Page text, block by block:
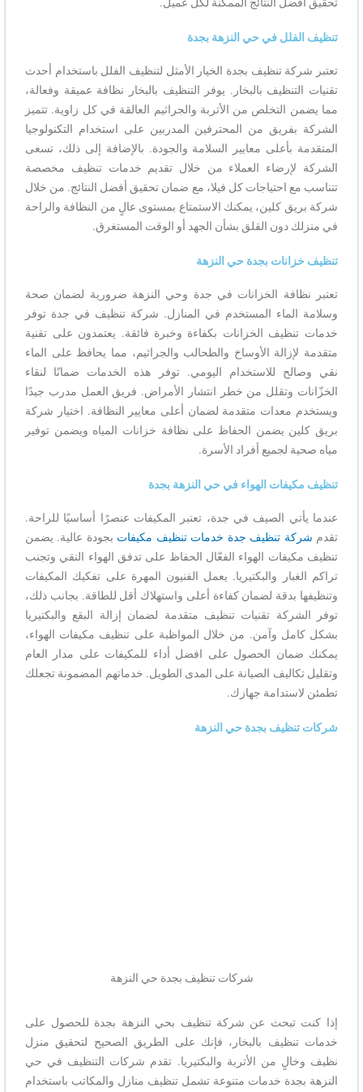
تنظيف الفلل في حي النزهة بجدة
تعتبر شركة تنظيف بجدة الخيار الأمثل لتنظيف الفلل باستخدام أحدث
تقنيات التنظيف بالبخار. يوفر التنظيف بالبخار نظافة عميقة وفعالة،
مما يضمن التخلص من الأتربة والجراثيم العالقة في كل زاوية. تتميز
الشركة بفريق من المحترفين المدربين على استخدام التكنولوجيا
المتقدمة بأعلى معايير السلامة والجودة. بالإضافة إلى ذلك، تسعى
الشركة لإرضاء العملاء من خلال تقديم خدمات تنظيف مخصصة
تتناسب مع احتياجات كل فيلا، مع ضمان تحقيق أفضل النتائج. من خلال
شركة بريق كلين، يمكنك الاستمتاع بمستوى عالٍ من النظافة والراحة
في منزلك دون القلق بشأن الجهد أو الوقت المستغرق.
تنظيف خزانات بجدة حي النزهة
تعتبر نظافة الخزانات في جدة وحي النزهة ضرورية لضمان صحة
وسلامة الماء المستخدم في المنازل. شركة تنظيف في جدة توفر
خدمات تنظيف الخزانات بكفاءة وخبرة فائقة. يعتمدون على تقنية
متقدمة لإزالة الأوساخ والطحالب والجراثيم، مما يحافظ على الماء
نقي وصالح للاستخدام اليومي. توفر هذه الخدمات ضمانًا لنقاء
الخزّانات وتقلل من خطر انتشار الأمراض. فريق العمل مدرب جيدًا
ويستخدم معدات متقدمة لضمان أعلى معايير النظافة. اختيار شركة
بريق كلين يضمن الحفاظ على نظافة خزانات المياه ويضمن توفير
مياه صحية لجميع أفراد الأسرة.
تنظيف مكيفات الهواء في حي النزهة بجدة
عندما يأتي الصيف في جدة، تعتبر المكيفات عنصرًا أساسيًا للراحة.
تقدم شركة تنظيف جدة خدمات تنظيف مكيفات بجودة عالية. يضمن
تنظيف مكيفات الهواء الفعّال الحفاظ على تدفق الهواء النقي وتجنب
تراكم الغبار والبكتيريا. يعمل الفنيون المهرة على تفكيك المكيفات
وتنظيفها بدقة لضمان كفاءة أعلى واستهلاك أقل للطاقة. بجانب ذلك،
توفر الشركة تقنيات تنظيف متقدمة لضمان إزالة البقع والبكتيريا
بشكل كامل وآمن. من خلال المواظبة على تنظيف مكيفات الهواء،
يمكنك ضمان الحصول على افضل أداء للمكيفات على مدار العام
وتقليل تكاليف الصيانة على المدى الطويل. خدماتهم المضمونة تجعلك
تطمئن لاستدامة جهازك.
شركات تنظيف بجدة حي النزهة
شركات تنظيف بجدة حي النزهة
إذا كنت تبحث عن شركة تنظيف بحي النزهة بجدة للحصول على
خدمات تنظيف بالبخار، فإنك على الطريق الصحيح لتحقيق منزل
نظيف وخالٍ من الأتربة والبكتيريا. تقدم شركات التنظيف في حي
النزهة بجدة خدمات متنوعة تشمل تنظيف منازل والمكاتب باستخدام